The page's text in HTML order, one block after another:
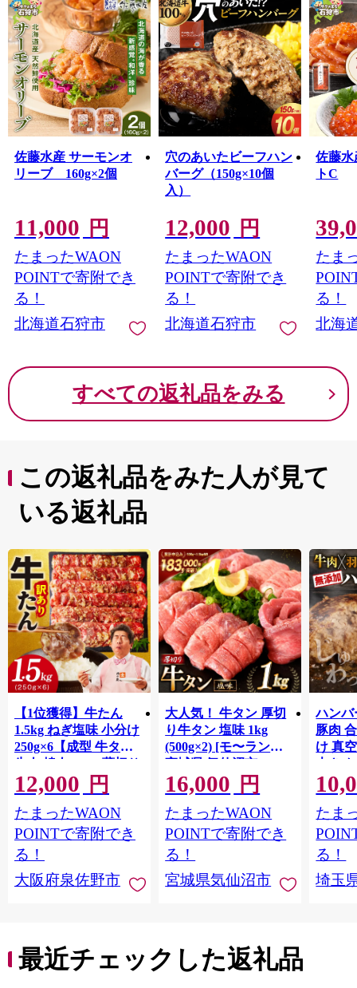
佐藤水産 サーモンオ
リーブ 160g×2個
11,000 円
たまったWAON
POINTで寄附でき
る！
北海道石狩市
穴のあいたビーフハン
バーグ（150g×10個
入）
12,000 円
たまったWAON
POINTで寄附でき
る！
北海道石狩市
佐藤水
トC
たま
る！
北海
すべての返礼品をみる
この返礼品をみた人が見て
いる返礼品
【1位獲得】牛たん
1.5kg ねぎ塩味 小分け
250g×6【成型 牛タン
牛肉 焼肉 BBQ 薄切り
ぎゅうたん スライス
訳あり サイズ不揃
い】 G4721
12,000 円
たまったWAON
POINTで寄附でき
る！
大阪府泉佐野市
大人気！ 牛タン 厚切
り牛タン 塩味 1kg
(500g×2) [モ〜ランド
宮城県 気仙沼市
20564660] 肉 牛肉 精肉
牛たん 牛タン塩 牛た
ん塩 冷凍 焼肉 BBQ ア
ウトドア バーベキュ
ー 厚切り タン
16,000 円
たまったWAON
POINTで寄附でき
る！
宮城県気仙沼市
ハンバ
豚肉
け 真
大き
保存
淡路島
ポーク
き肉
ず 惣
まみ
んのお
たま
る！
埼玉
最近チェックした返礼品